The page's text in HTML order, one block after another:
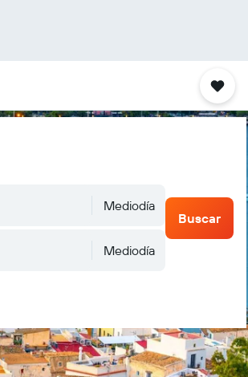
Mediodía
Mediodía
Buscar